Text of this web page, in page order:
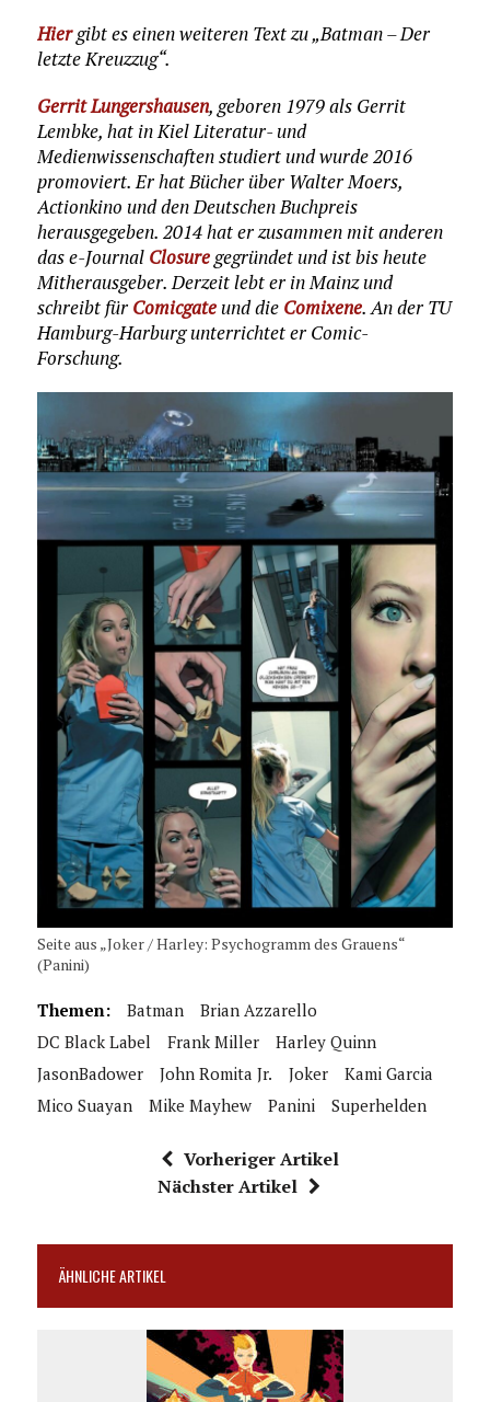
Hiergibt es einen weiteren Text zu „Batman – Der
letzte Kreuzzug“.
Gerrit Lungershausen, geboren 1979 als Gerrit
Lembke, hat in Kiel Literatur- und
Medienwissenschaften studiert und wurde 2016
promoviert. Er hat Bücher über Walter Moers,
Actionkino und den Deutschen Buchpreis
herausgegeben. 2014 hat er zusammen mit anderen
das e-Journal Closuregegründet und ist bis heute
Mitherausgeber. Derzeit lebt er in Mainz und
schreibt für Comicgateund die Comixene. An der TU
Hamburg-Harburg unterrichtet er Comic-
Forschung.
Seite aus „Joker / Harley: Psychogramm des Grauens“
(Panini)
Themen: Batman
Brian Azzarello
DC Black Label
Frank Miller
Harley Quinn
JasonBadower
John Romita Jr. Joker
Kami Garcia
Mico Suayan
Mike Mayhew Panini Superhelden
Vorheriger Artikel
Nächster Artikel
ÄHNLICHE ARTIKEL